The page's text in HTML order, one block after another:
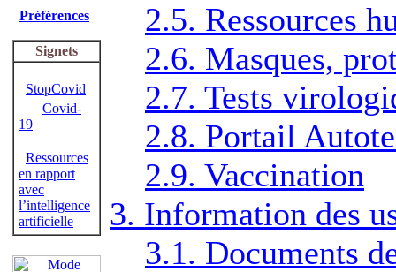
Préférences
Signets
StopCovid
Covid-
19
Ressources
en rapport
avec
l’intelligence
artificielle
2.5. Ressources
2.6. Masques,
2.7. Tests
2.8. Portail
2.9. Vaccination
3. Information des
3.1. Documents